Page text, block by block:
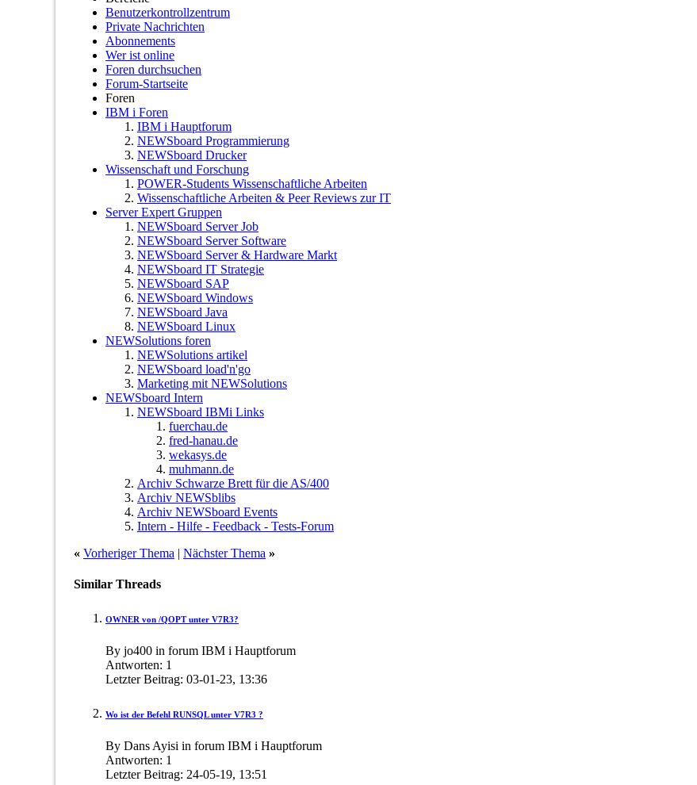
Benutzerkontrollzentrum
Private Nachrichten
Abonnements
Wer ist online
Foren durchsuchen
Forum-Startseite
Foren
IBM i Foren
IBM i Hauptforum
NEWSboard Programmierung
NEWSboard Drucker
Wissenschaft und Forschung
POWER-Students Wissenschaftliche Arbeiten
Wissenschaftliche Arbeiten & Peer Reviews zur IT
Server Expert Gruppen
NEWSboard Server Job
NEWSboard Server Software
NEWSboard Server & Hardware Markt
NEWSboard IT Strategie
NEWSboard SAP
NEWSboard Windows
NEWSboard Java
NEWSboard Linux
NEWSolutions foren
NEWSolutions artikel
NEWSboard load'n'go
Marketing mit NEWSolutions
NEWSboard Intern
NEWSboard IBMi Links
fuerchau.de
fred-hanau.de
wekasys.de
muhmann.de
Archiv Schwarze Brett für die AS/400
Archiv NEWSblibs
Archiv NEWSboard Events
Intern - Hilfe - Feedback - Tests-Forum
« Vorheriger Thema | Nächster Thema »
Similar Threads
OWNER von /QOPT unter V7R3?
By jo400 in forum IBM i Hauptforum
Antworten: 1
Letzter Beitrag: 03-01-23, 13:36
Wo ist der Befehl RUNSQL unter V7R3 ?
By Dans Ayisi in forum IBM i Hauptforum
Antworten: 1
Letzter Beitrag: 24-05-19, 13:51